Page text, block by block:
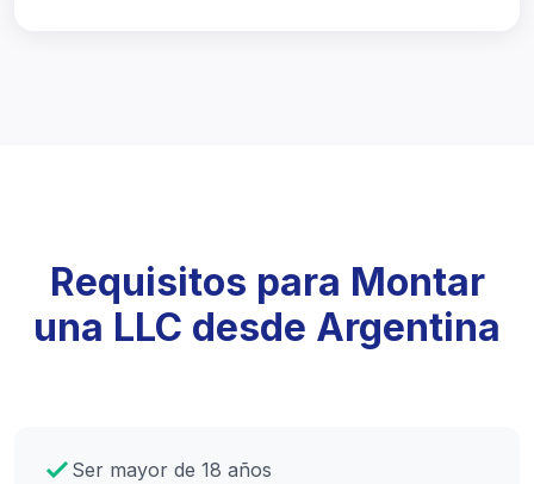
Requisitos para Montar
una LLC desde Argentina
Ser mayor de 18 años